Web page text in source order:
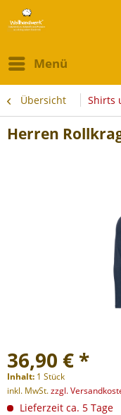
Menü
Übersicht Shirts
Herren
36,90 € *
Inhalt: 1 Stück
inkl. MwSt.zzgl.
Lieferzeit ca. 5 Tage